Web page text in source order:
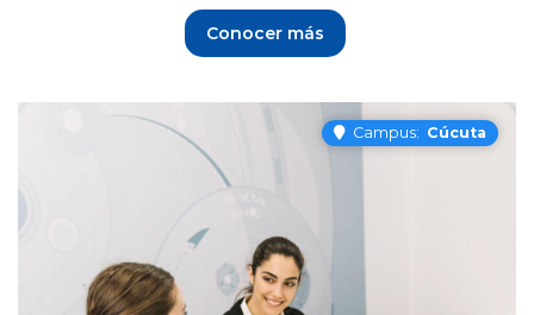
Conocer más
Campus: Cúcuta